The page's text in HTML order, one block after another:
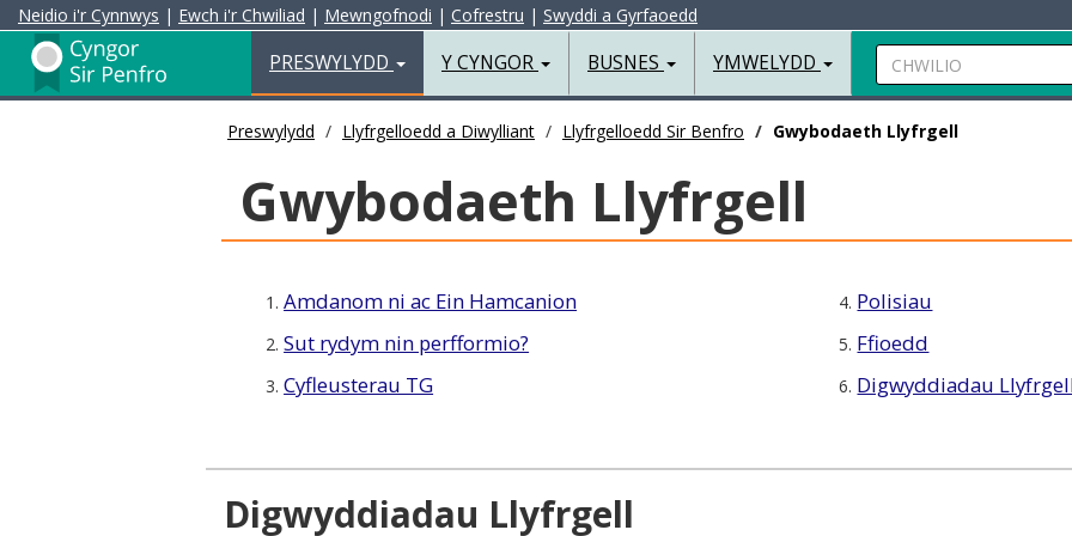
Neidio i'r Cynnwys | Ewch i'r Chwiliad | Mewngofnodi | Cofrestru | Swyddi a Gyrfaoedd
Preswylydd
PRESWYLYDD Y CYNGOR BUSNES YMWELYDD Chwilio
Preswylydd Llyfrgelloedd a Diwylliant Llyfrgelloedd Sir Benfro Gwybodaeth Llyfrgell
Gwybodaeth Llyfrgell
1.Amdanom ni ac Ein Hamcanion
2.Sut rydym nin perfformio?
3.Cyfleusterau TG
4. Polisiau
5. Ffioedd
6. Digwyddiadau
Digwyddiadau Llyfrgell